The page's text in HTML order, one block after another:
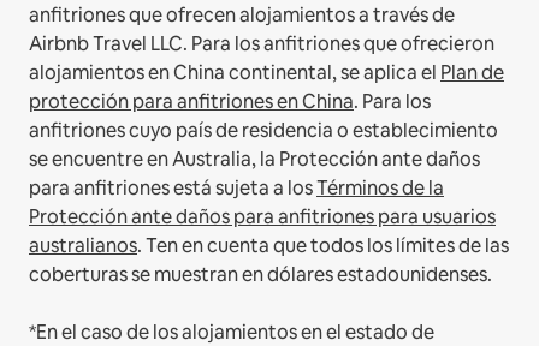
anfitriones que ofrecen alojamientos a través de
Airbnb Travel LLC. Para los anfitriones que ofrecieron
alojamientos en China continental, se aplica el Plan de
protección para anfitriones en China. Para los
anfitriones cuyo país de residencia o establecimiento
se encuentre en Australia, la Protección ante daños
para anfitriones está sujeta a losTérminos de la
Protección ante daños para anfitriones para usuarios
australianos. Ten en cuenta que todos los límites de las
coberturas se muestran en dólares estadounidenses.
*En el caso de los alojamientos en el estado de